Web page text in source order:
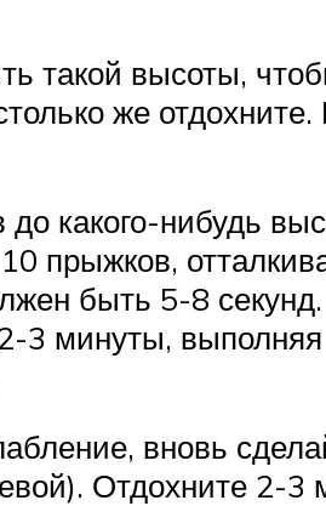
такой высоты,
же отдохните.
какого-нибудь
прыжков,
быть 5-8 секунд.
3 минуты,
вновь
Отдохните 2-3